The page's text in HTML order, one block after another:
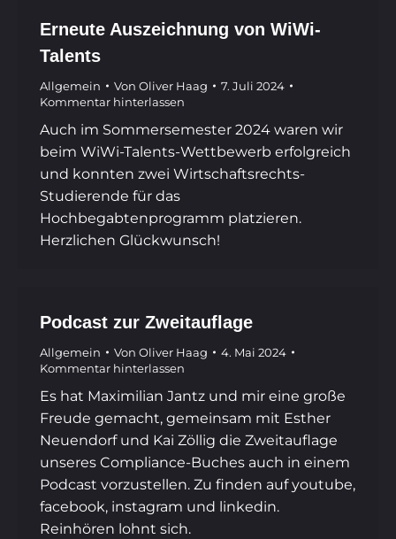
Erneute Auszeichnung von WiWi-
Talents
Allgemein Von Oliver Haag
7. Juli 2024
Kommentar hinterlassen
Auch im Sommersemester 2024 waren wir
beim WiWi-Talents-Wettbewerb erfolgreich
und konnten zwei Wirtschaftsrechts-
Studierende für das
Hochbegabtenprogramm platzieren.
Herzlichen Glückwunsch!
Podcast zur Zweitauflage
Allgemein Von Oliver Haag
4. Mai 2024
Kommentar hinterlassen
Es hat Maximilian Jantz und mir eine große
Freude gemacht, gemeinsam mit Esther
Neuendorf und Kai Zöllig die Zweitauflage
unseres Compliance-Buches auch in einem
Podcast vorzustellen. Zu finden auf youtube,
facebook, instagram und linkedin.
Reinhören lohnt sich.